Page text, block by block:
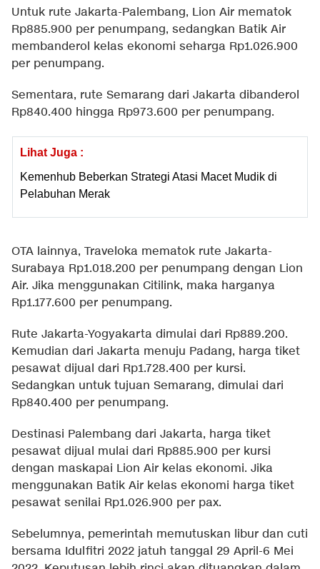
Untuk rute Jakarta-Palembang, Lion Air mematok
Rp885.900 per penumpang, sedangkan Batik Air
membanderol kelas ekonomi seharga Rp1.026.900
per penumpang.
Sementara, rute Semarang dari Jakarta dibanderol
Rp840.400 hingga Rp973.600 per penumpang.
Lihat Juga :
Kemenhub Beberkan Strategi Atasi Macet Mudik di
Pelabuhan Merak
OTA lainnya, Traveloka mematok rute Jakarta-
Surabaya Rp1.018.200 per penumpang dengan Lion
Air. Jika menggunakan Citilink, maka harganya
Rp1.177.600 per penumpang.
Rute Jakarta-Yogyakarta dimulai dari Rp889.200.
Kemudian dari Jakarta menuju Padang, harga tiket
pesawat dijual dari Rp1.728.400 per kursi.
Sedangkan untuk tujuan Semarang, dimulai dari
Rp840.400 per penumpang.
Destinasi Palembang dari Jakarta, harga tiket
pesawat dijual mulai dari Rp885.900 per kursi
dengan maskapai Lion Air kelas ekonomi. Jika
menggunakan Batik Air kelas ekonomi harga tiket
pesawat senilai Rp1.026.900 per pax.
Sebelumnya, pemerintah memutuskan libur dan cuti
bersama Idulfitri 2022 jatuh tanggal 29 April-6 Mei